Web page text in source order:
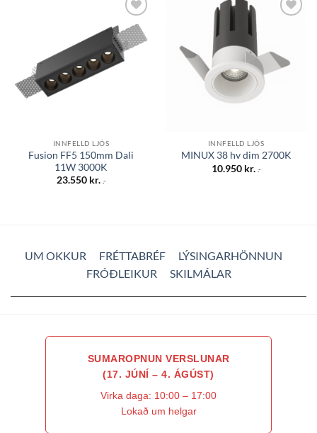
Bæta á
óskalista
INNFELLD LJÓS
Fusion FF5 150mm Dali
11W 3000K
23.550 kr. .-
INNFELLD LJÓS
MINUX 38 hv dim 2700K
10.950 kr. .-
UM OKKUR FRÉTTABRÉF
LÝSINGARHÖNNUN
FRÓÐLEIKUR
SKILMÁLAR
SUMAROPNUN VERSLUNAR
(17. JÚNÍ – 4. ÁGÚST)
Virka daga: 10:00 – 17:00
Lokað um helgar